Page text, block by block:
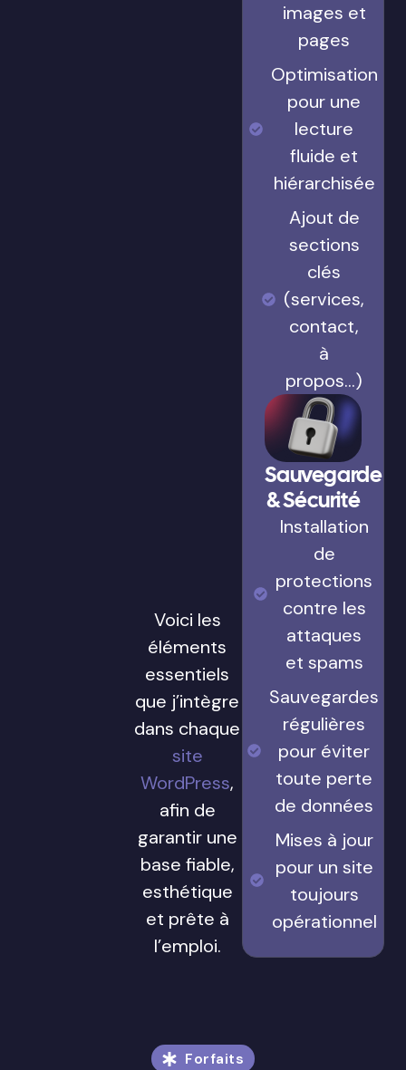
Voici les
éléments
essentiels
que j’intègre
dans chaque
site
WordPress,
afin de
garantir une
base fiable,
esthétique
et prête à
l’emploi.
images et
pages
Optimisation
pour une
lecture
fluide et
hiérarchisée
Ajout de
sections
clés
(services,
contact,
à
propos…)
Sauvegarde
& Sécurité
Installation
de
protections
contre les
attaques
et spams
Sauvegardes
régulières
pour éviter
toute perte
de données
Mises à jour
pour un site
toujours
opérationnel
Forfaits